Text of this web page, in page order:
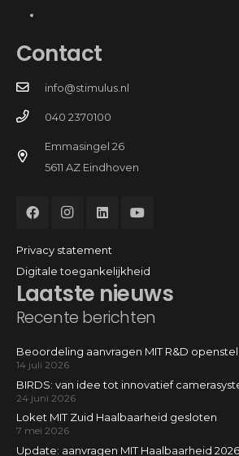
Laatste nieuws
Recente berichten
Beoordeling aanvragen MIT R&D
14 juli 2026
BIRDS: van idee tot innovatief
24 juni 2026
Loket MIT Zuid Haalbaarheid gesloten
7 mei 2026
Update: aanvragen MIT Haalbaarheid 2026
Contact
info@stimulus.nl
040 2370100
Emmasingel 26
5611 AZ Eindhoven
Privacy statement
Digitale toegankelijkheid